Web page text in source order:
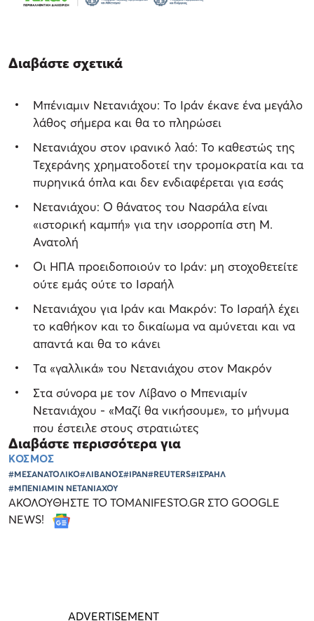
Διαβάστε σχετικά
Μπένιαμιν Νετανιάχου: Το Ιράν έκανε ένα μεγάλο
λάθος σήμερα και θα το πληρώσει
Νετανιάχου στον ιρανικό λαό: Το καθεστώς της
Τεχεράνης χρηματοδοτεί την τρομοκρατία και τα
πυρηνικά όπλα και δεν ενδιαφέρεται για εσάς
Νετανιάχου: Ο θάνατος του Νασράλα είναι
«ιστορική καμπή» για την ισορροπία στη Μ.
Ανατολή
Οι ΗΠΑ προειδοποιούν το Ιράν: μη στοχοθετείτε
ούτε εμάς ούτε το Ισραήλ
Νετανιάχου για Ιράν και Μακρόν: Το Ισραήλ έχει
το καθήκον και το δικαίωμα να αμύνεται και να
απαντά και θα το κάνει
Τα «γαλλικά» του Νετανιάχου στον Μακρόν
Στα σύνορα με τον Λίβανο ο Μπενιαμίν
Νετανιάχου - «Μαζί θα νικήσουμε», το μήνυμα
που έστειλε στους στρατιώτες
Διαβάστε περισσότερα για
ΚΟΣΜΟΣ
#ΜΕΣΑΝΑΤΟΛΙΚΟ#ΛΙΒΑΝΟΣ#ΙΡΑΝ#REUTERS#ΙΣΡΑΗΛ
#ΜΠΕΝΙΑΜΙΝ ΝΕΤΑΝΙΑΧΟΥ
ΑΚΟΛΟΥΘΗΣΤΕ ΤΟ TOMANIFESTO.GR ΣΤΟ GOOGLE
NEWS!